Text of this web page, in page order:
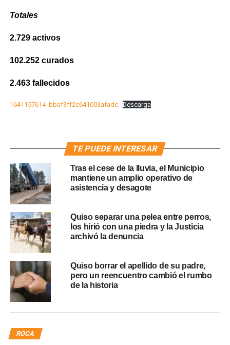
Totales
2.729 activos
102.252 curados
2.463 fallecidos
1641157614_bbaf3ff2c641003afadc Descarga
TE PUEDE INTERESAR
Tras el cese de la lluvia, el Municipio
mantiene un amplio operativo de
asistencia y desagote
Quiso separar una pelea entre perros,
los hirió con una piedra y la Justicia
archivó la denuncia
Quiso borrar el apellido de su padre,
pero un reencuentro cambió el rumbo
de la historia
ROCA